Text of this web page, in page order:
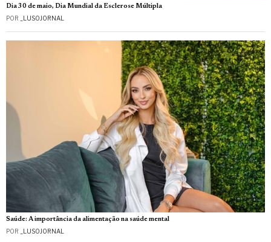
Dia 30 de maio, Dia Mundial da Esclerose Múltipla
POR _LUSOJORNAL
Saúde: A importância da alimentação na saúde mental
POR _LUSOJORNAL